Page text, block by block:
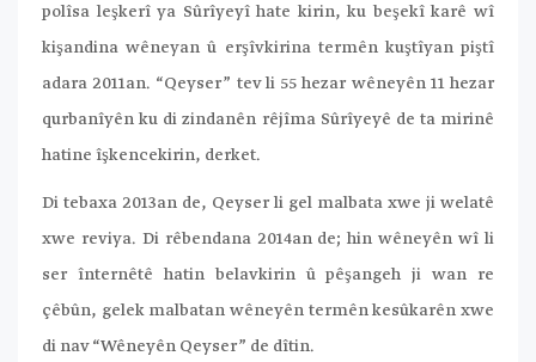
polîsa leşkerî ya Sûrîyeyî hate kirin, ku beşekî karê wî
kişandina wêneyan û erşîvkirina termên kuştîyan piştî
adara 2011an. “Qeyser” tev li 55 hezar wêneyên 11 hezar
qurbanîyên ku di zindanên rêjîma Sûrîyeyê de ta mirinê
hatine îşkencekirin, derket.
Di tebaxa 2013an de, Qeyser li gel malbata xwe ji welatê
xwe reviya. Di rêbendana 2014an de; hin wêneyên wî li
ser înternêtê hatin belavkirin û pêşangeh ji wan re
çêbûn, gelek malbatan wêneyên termên kesûkarên xwe
di nav “Wêneyên Qeyser” de dîtin.